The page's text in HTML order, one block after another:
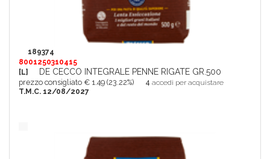
189374
8001250310415
[L]
DE CECCO INTEGRALE PENNE RIGATE GR.500
prezzo consigliato € 1.49 (23.22%) 4 accedi per acquistare
T.M.C. 12/08/2027